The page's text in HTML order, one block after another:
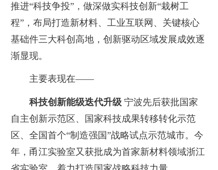
推进“科技争投”，做深做实科技创新“栽树工
程”，布局打造新材料、工业互联网、关键核心
基础件三大科创高地，创新驱动区域发展成效逐
渐显现。
主要表现在——
科技创新能级迭代升级 宁波先后获批国家
自主创新示范区、国家科技成果转移转化示范
区、全国首个“制造强国”战略试点示范城市。今
年，甬江实验室又获批成为首家新材料领域浙江